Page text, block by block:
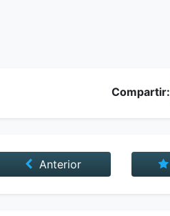
Compartir:
Anterior